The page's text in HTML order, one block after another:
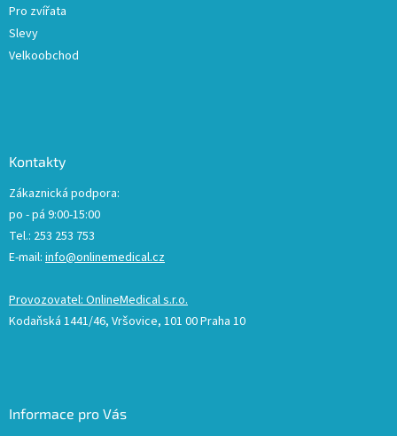
Pro zvířata
Slevy
Velkoobchod
Kontakty
Zákaznická podpora:
po - pá 9:00-15:00
Tel.: 253 253 753
E-mail: info@onlinemedical.cz
Provozovatel: OnlineMedical s.r.o.
Kodaňská 1441/46, Vršovice, 101 00 Praha 10
Informace pro Vás